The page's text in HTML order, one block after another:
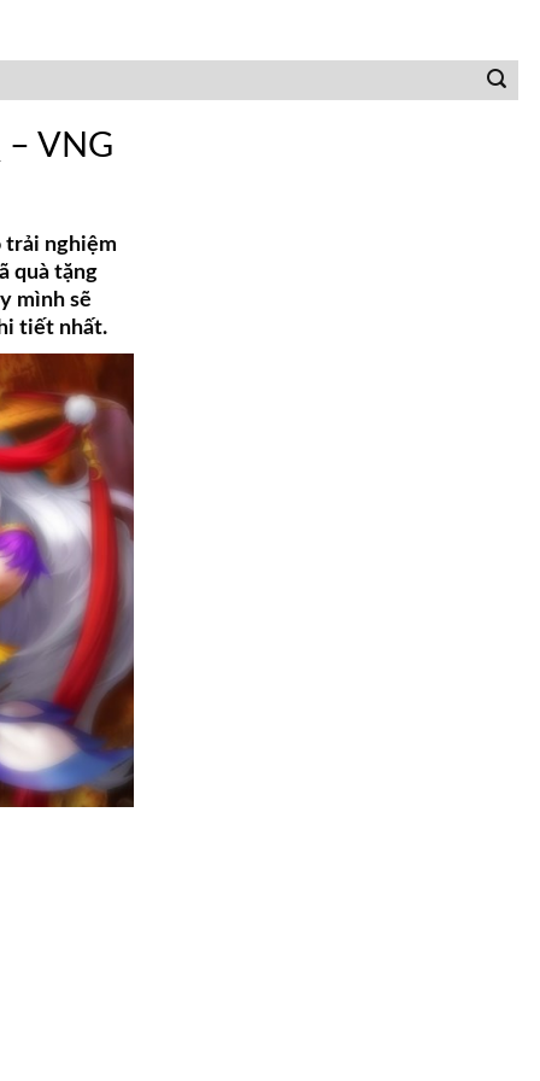
– VNG
trải nghiệm
quà tặng
mình sẽ
tiết nhất.